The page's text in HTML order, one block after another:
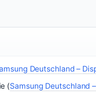
Deutschland –
(Samsung Deutschland